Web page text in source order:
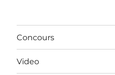
Concours
Video